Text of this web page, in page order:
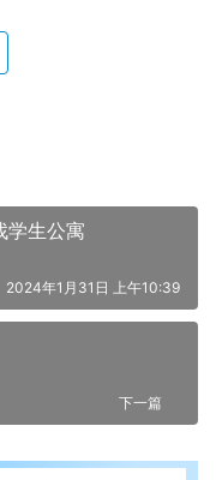
学生公寓
2024年1月31日 上午10:39
下一篇